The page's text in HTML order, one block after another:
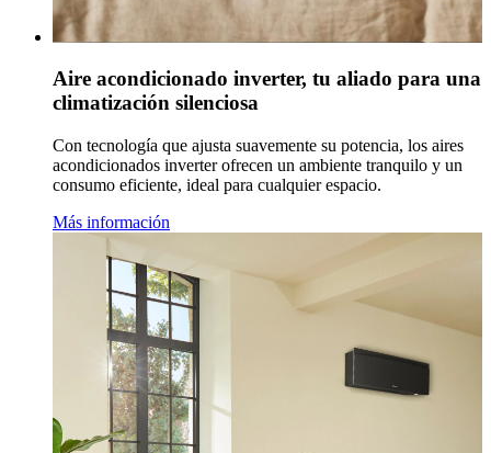
Aire acondicionado inverter, tu aliado para una
climatización silenciosa
Con tecnología que ajusta suavemente su potencia, los aires
acondicionados inverter ofrecen un ambiente tranquilo y un
consumo eficiente, ideal para cualquier espacio.
Más información